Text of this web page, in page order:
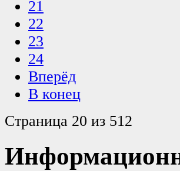
21
22
23
24
Вперёд
В конец
Страница 20 из 512